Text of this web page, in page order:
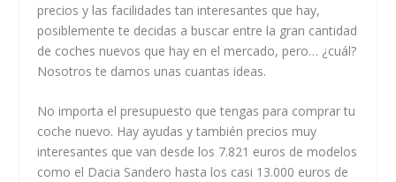
precios y las facilidades tan interesantes que hay,
posiblemente te decidas a buscar entre la gran cantidad
de coches nuevos que hay en el mercado, pero… ¿cuál?
Nosotros te damos unas cuantas ideas.
No importa el presupuesto que tengas para comprar tu
coche nuevo. Hay ayudas y también precios muy
interesantes que van desde los 7.821 euros de modelos
como el Dacia Sandero hasta los casi 13.000 euros de